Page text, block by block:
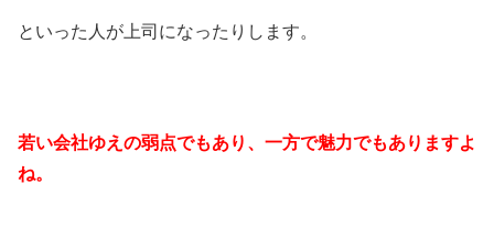
といった人が上司になったりします。
若い会社ゆえの弱点でもあり、一方で魅力でもありますよ
ね。